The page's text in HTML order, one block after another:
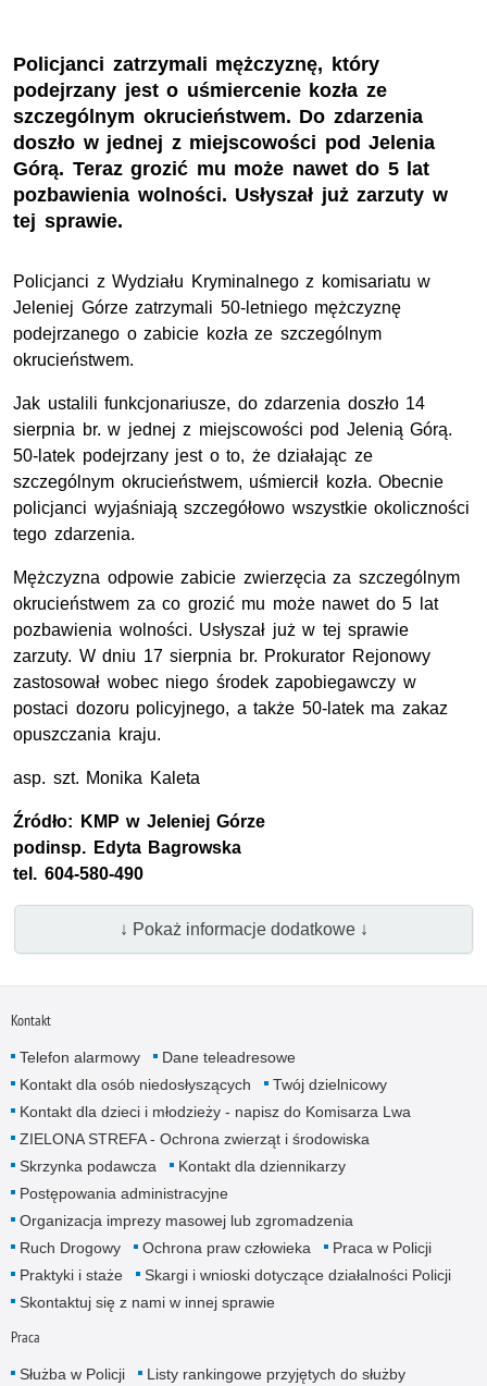
Policjanci zatrzymali mężczyznę, który
podejrzany jest o uśmiercenie kozła ze
szczególnym okrucieństwem. Do zdarzenia
doszło w jednej z miejscowości pod Jelenia
Górą. Teraz grozić mu może nawet do 5 lat
pozbawienia wolności. Usłyszał już zarzuty w
tej sprawie.
Policjanci z Wydziału Kryminalnego z komisariatu w
Jeleniej Górze zatrzymali 50-letniego mężczyznę
podejrzanego o zabicie kozła ze szczególnym
okrucieństwem.
Jak ustalili funkcjonariusze, do zdarzenia doszło 14
sierpnia br. w jednej z miejscowości pod Jelenią Górą.
50-latek podejrzany jest o to, że działając ze
szczególnym okrucieństwem, uśmiercił kozła. Obecnie
policjanci wyjaśniają szczegółowo wszystkie okoliczności
tego zdarzenia.
Mężczyzna odpowie zabicie zwierzęcia za szczególnym
okrucieństwem za co grozić mu może nawet do 5 lat
pozbawienia wolności. Usłyszał już w tej sprawie
zarzuty. W dniu 17 sierpnia br. Prokurator Rejonowy
zastosował wobec niego środek zapobiegawczy w
postaci dozoru policyjnego, a także 50-latek ma zakaz
opuszczania kraju.
asp. szt. Monika Kaleta
Źródło: KMP w Jeleniej Górze
podinsp. Edyta Bagrowska
tel. 604-580-490
↓ Pokaż informacje dodatkowe ↓
Kontakt
Telefon alarmowy
Dane teleadresowe
Kontakt dla osób niedosłyszących
Twój dzielnicowy
Kontakt dla dzieci i młodzieży - napisz do Komisarza Lwa
ZIELONA STREFA - Ochrona zwierząt i środowiska
Skrzynka podawcza
Kontakt dla dziennikarzy
Postępowania administracyjne
Organizacja imprezy masowej lub zgromadzenia
Ruch Drogowy
Ochrona praw człowieka
Praca w Policji
Praktyki i staże
Skargi i wnioski dotyczące działalności Policji
Skontaktuj się z nami w innej sprawie
Praca
Służba w Policji
Listy rankingowe przyjętych do służby